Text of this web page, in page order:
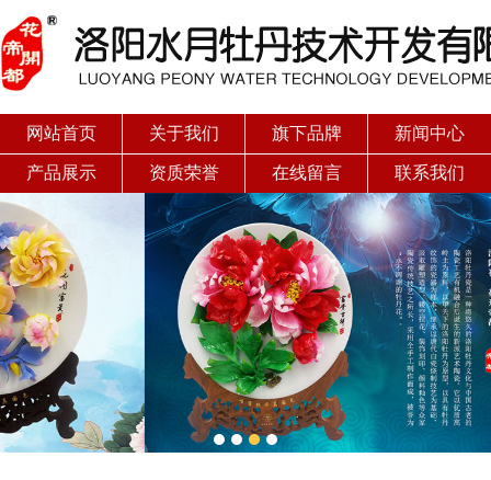
网站首页 关于我们 旗下品牌 新闻中心
产品展示 资质荣誉 在线留言 联系我们